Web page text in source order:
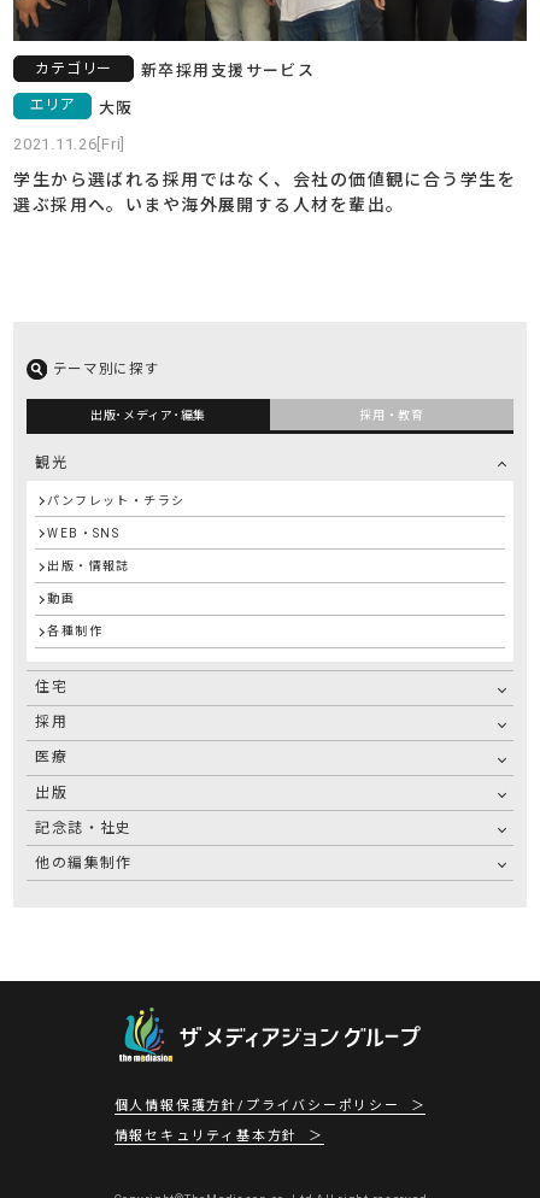
カテゴリー 新卒採用支援サービス
エリア 大阪
2021.11.26[Fri]
学生から選ばれる採用ではなく、会社の価値観に合う学生を
選ぶ採用へ。いまや海外展開する人材を輩出。
テーマ別に探す
出版･メディア･編集 採用・教育
観光
パンフレット・チラシ
WEB・SNS
出版・情報誌
動画
各種制作
住宅
採用
医療
出版
記念誌・社史
他の編集制作
個人情報保護方針/プライバシーポリシー
情報セキュリティ基本方針